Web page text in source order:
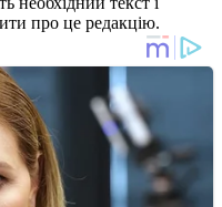
про це редакцію.